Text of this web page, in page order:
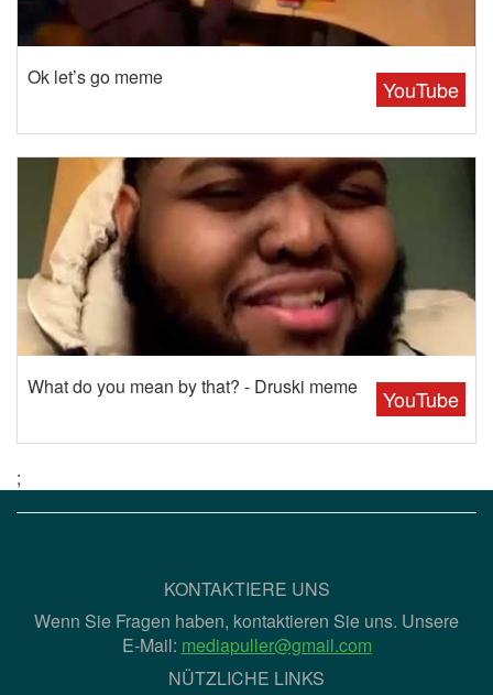
YouTube
Ok let’s go meme
YouTube
What do you mean by that? - Druski meme
;
KONTAKTIERE UNS
Wenn Sie Fragen haben, kontaktieren Sie uns. Unsere
E-Mail: mediapuller@gmail.com
NÜTZLICHE LINKS